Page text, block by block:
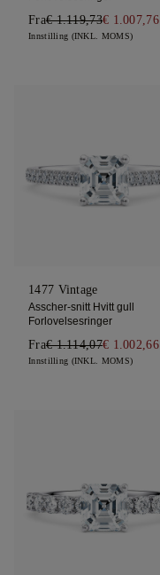
Fra€ 1.119,73€ 1.007,76
Innstilling (INKL. MOMS)
1477 Vintage
Asscher-snitt Hvitt gull
Forlovelsesringer
Fra€ 1.114,07€ 1.002,66
Innstilling (INKL. MOMS)